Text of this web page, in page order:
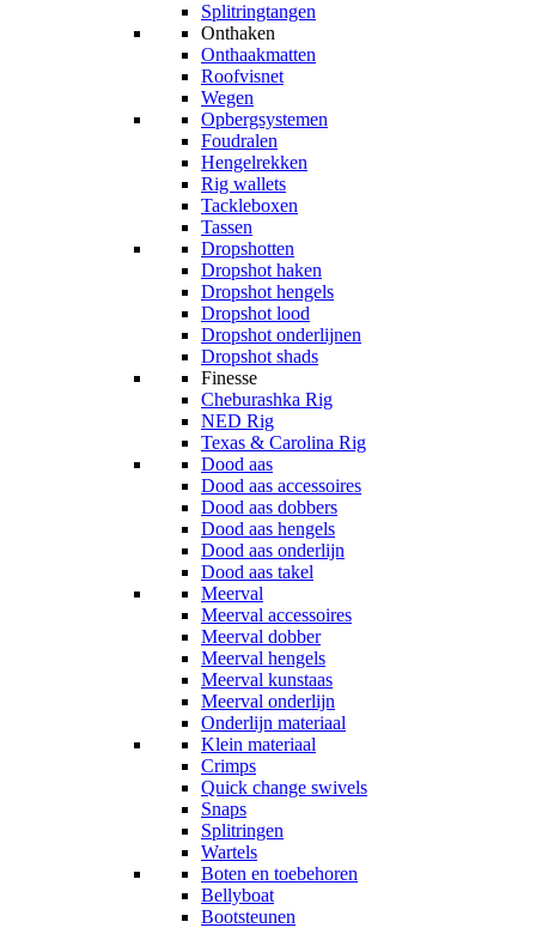
Splitringtangen
Onthaken
Onthaakmatten
Roofvisnet
Wegen
Opbergsystemen
Foudralen
Hengelrekken
Rig wallets
Tackleboxen
Tassen
Dropshotten
Dropshot haken
Dropshot hengels
Dropshot lood
Dropshot onderlijnen
Dropshot shads
Finesse
Cheburashka Rig
NED Rig
Texas & Carolina Rig
Dood aas
Dood aas accessoires
Dood aas dobbers
Dood aas hengels
Dood aas onderlijn
Dood aas takel
Meerval
Meerval accessoires
Meerval dobber
Meerval hengels
Meerval kunstaas
Meerval onderlijn
Onderlijn materiaal
Klein materiaal
Crimps
Quick change swivels
Snaps
Splitringen
Wartels
Boten en toebehoren
Bellyboat
Bootsteunen